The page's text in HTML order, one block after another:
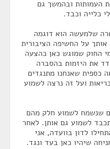
העמותות ובהמשך גם
כלייה וכבד.
שלמעשה הוא דוגמה
על החשיפה הציבורית
החוק שמוגש כאן כהצעה
את היזמות בהסברה
כספית שאנחנו מתנגדים
ועל זה נרצה לשמוע
שנשמח לשמוע חלק מהם
לשמוע גם אותן. לאחר
לדון בוועדה, אני
שיהיו כאן בעד ונגד.